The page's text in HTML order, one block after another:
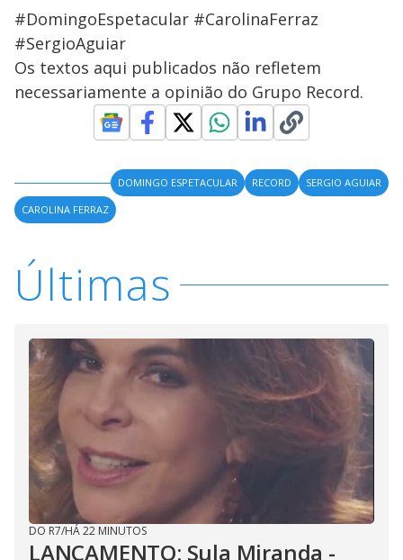
#DomingoEspetacular #CarolinaFerraz
#SergioAguiar
Os textos aqui publicados não refletem
necessariamente a opinião do Grupo Record.
DOMINGO ESPETACULAR RECORD
SERGIO AGUIAR
CAROLINA FERRAZ
Últimas
DO R7/HÁ 22 MINUTOS
LANÇAMENTO: Sula Miranda -